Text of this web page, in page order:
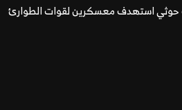
في قصف حوثي استهدف معسكرين لقوات الطوارئ